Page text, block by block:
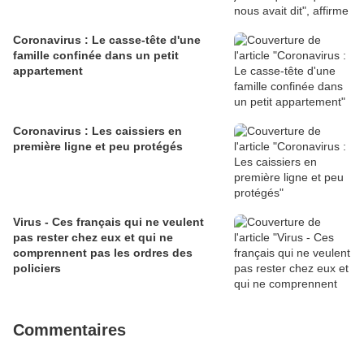
Coronavirus : Le casse-tête d'une
famille confinée dans un petit
appartement
Coronavirus : Les caissiers en
première ligne et peu protégés
Virus - Ces français qui ne veulent
pas rester chez eux et qui ne
comprennent pas les ordres des
policiers
Commentaires